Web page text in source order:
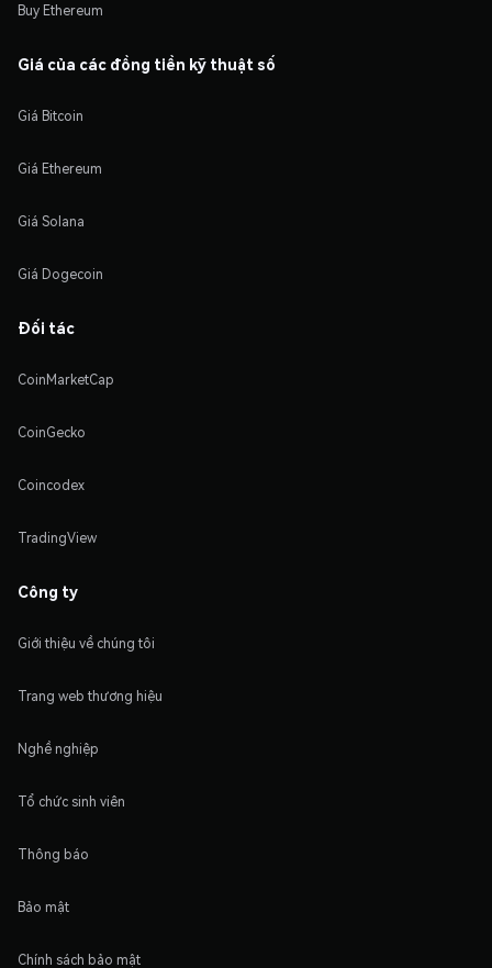
Buy Ethereum
Giá của các đồng tiền kỹ thuật số
Giá Bitcoin
Giá Ethereum
Giá Solana
Giá Dogecoin
Đối tác
CoinMarketCap
CoinGecko
Coincodex
TradingView
Công ty
Giới thiệu về chúng tôi
Trang web thương hiệu
Nghề nghiệp
Tổ chức sinh viên
Thông báo
Bảo mật
Chính sách bảo mật